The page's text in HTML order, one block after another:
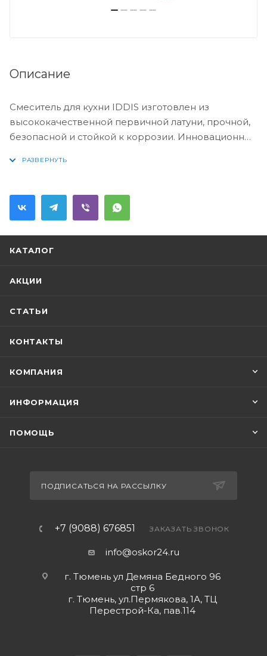
Описание
Смеситель для кухни IDDIS изготовлен из
высококачественной первичной латуни, прочной,
безопасной и стойкой к коррозии. Инновационные
давления и температур. Увеличенное никель-
хромовое покрытие полностью соответствует
срока службы изделия. Благодаря гладкой
в водозапорных механизмах и аэратору он имеет
КАТАЛОГ
АКЦИИ
СТАТЬИ
КОНТАКТЫ
КОМПАНИЯ
ИНФОРМАЦИЯ
ПОМОЩЬ
ПОДПИСАТЬСЯ НА РАССЫЛКУ
+7 (9088) 676851 ЗАКАЗАТЬ ЗВОНОК
info@oskor24.ru
г. Тюмень ул Демяна Бедного 96
стр 6
г. Тюмень, ул.Пермякова, 1А, ТЦ
Перестрой-Ка, пав.114